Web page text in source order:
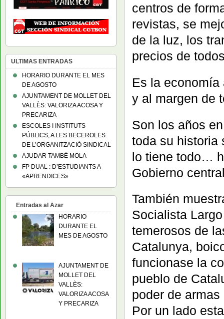
centros de
revistas, se
de la luz, los
precios de
Es la
y al margen de
Son los años
toda su historia
lo tiene todo…
Gobierno
También
Socialista
temerosos de
Catalunya,
funcionase la
pueblo de
poder de armas
Por un lado
ULTIMAS ENTRADAS
HORARIO DURANTE EL MES
DE AGOSTO
AJUNTAMENT DE MOLLET DEL
VALLÈS: VALORIZA ACOSA Y
PRECARIZA
ESCOLES I INSTITUTS
PÚBLICS, A LES BECEROLES
DE L’ORGANITZACIÓ SINDICAL
AJUDAR TAMBÉ MOLA
FP DUAL : D’ESTUDIANTS A
«APRENDICES»
Entradas al Azar
HORARIO
DURANTE EL
MES DE AGOSTO
AJUNTAMENT DE
MOLLET DEL
VALLÈS:
VALORIZA ACOSA
Y PRECARIZA